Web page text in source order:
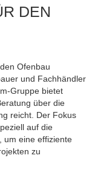
DEN
Ofenbau
und Fachhändler
Gruppe bietet
über die
reicht. Der Fokus
auf die
um eine effiziente
zu